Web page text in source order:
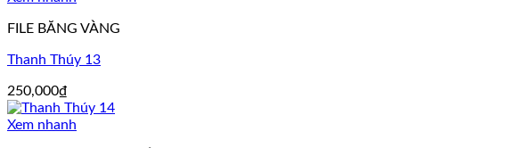
FILE BĂNG VÀNG
Thanh Thúy 13
250,000₫
Xem nhanh